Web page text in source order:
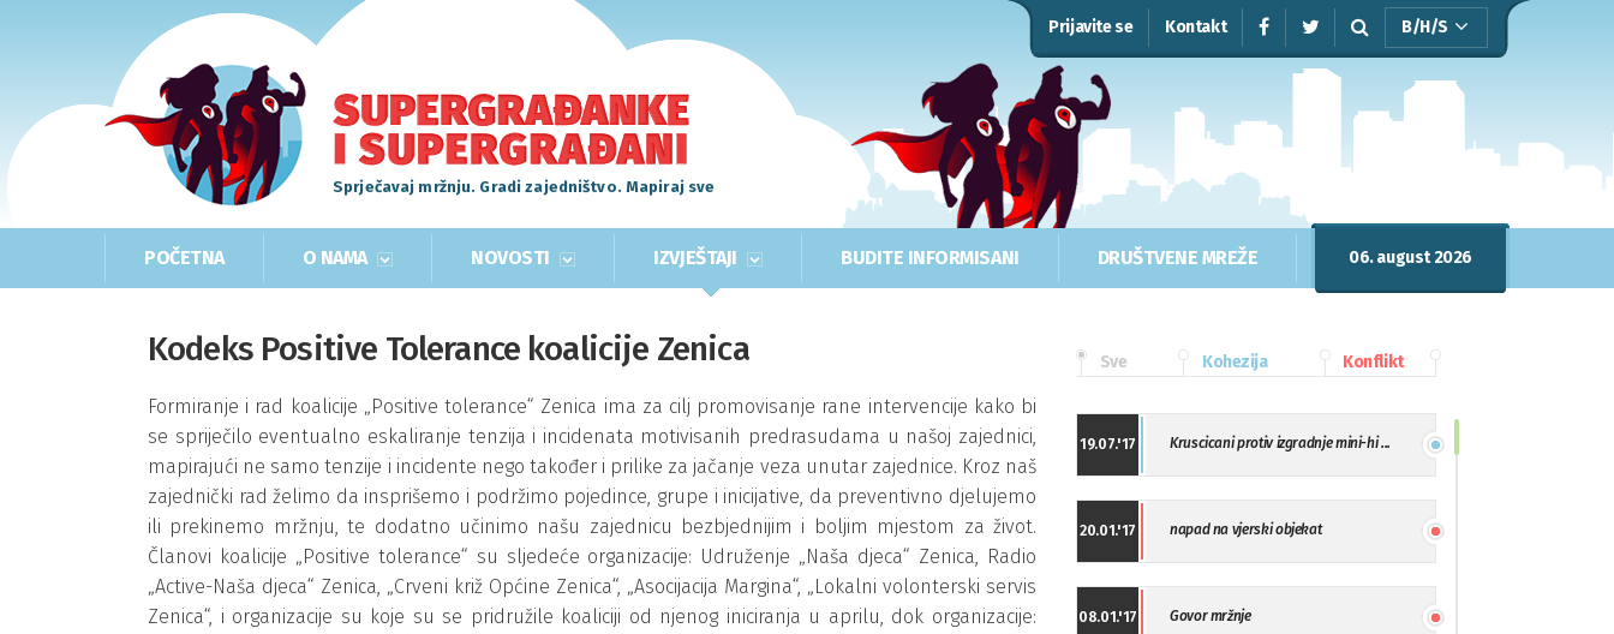
Prijavite se Kontakt B/H/S
Sprječavaj mržnju. Gradi zajedništvo. Mapiraj sve
POČETNA O NAMA NOVOSTI IZVJEŠTAJI BUDITE INFORMISANI DRUŠTVENE MREŽE 06. august 2026
Kodeks Positive Tolerance koalicije Zenica
Formiranje i rad koalicije „Positive tolerance“ Zenica ima za cilj promovisanje rane intervencije kako bi
se spriječilo eventualno eskaliranje tenzija i incidenata motivisanih predrasudama u našoj zajednici,
mapirajući ne samo tenzije i incidente nego također i prilike za jačanje veza unutar zajednice. Kroz naš
zajednički rad želimo da insprišemo i podržimo pojedince, grupe i inicijative, da preventivno djelujemo
ili prekinemo mržnju, te dodatno učinimo našu zajednicu bezbjednijim i boljim mjestom za život.
Članovi koalicije „Positive tolerance“ su sljedeće organizacije: Udruženje „Naša djeca“ Zenica, Radio
„Active-Naša djeca“ Zenica, „Crveni križ Općine Zenica“, „Asocijacija Margina“, „Lokalni volonterski servis
Zenica“, i organizacije su koje su se pridružile koaliciji od njenog iniciranja u aprilu, dok organizacije:
Sve Kohezija Konflikt
19.07.'17 Kruscicani protiv izgradnje mini-hi ...
20.01.'17 napad na vjerski objekat
08.01.'17 Govor mržnje